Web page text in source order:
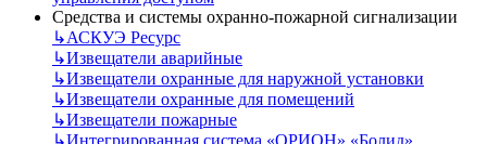
Средства и системы охранно-пожарной сигнализации
↳АСКУЭ Ресурс
↳Извещатели аварийные
↳Извещатели охранные для наружной установки
↳Извещатели охранные для помещений
↳Извещатели пожарные
↳Интегрированная система «ОРИОН» «Болид»